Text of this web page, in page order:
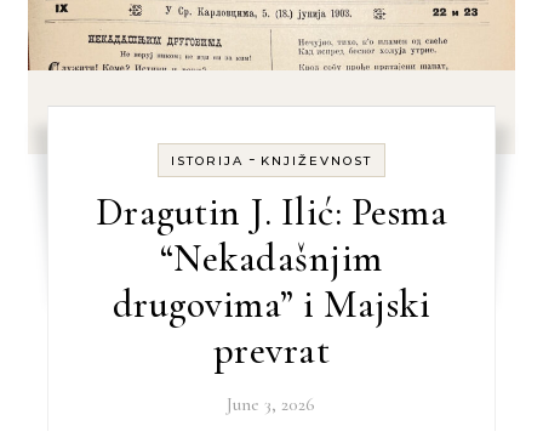
ISTORIJA - KNJIŽEVNOST
Dragutin J. Ilić: Pesma
“Nekadašnjim
drugovima” i Majski
prevrat
June 3, 2026